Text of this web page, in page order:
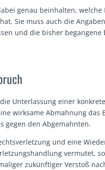
genau beinhalten,
Sie muss auch die
und die bisher
Unterlassung einer
wirksame Abmahnung das
gegen den Abgemahnten.
und eine
vermutet,
zukünftiger Verstoß